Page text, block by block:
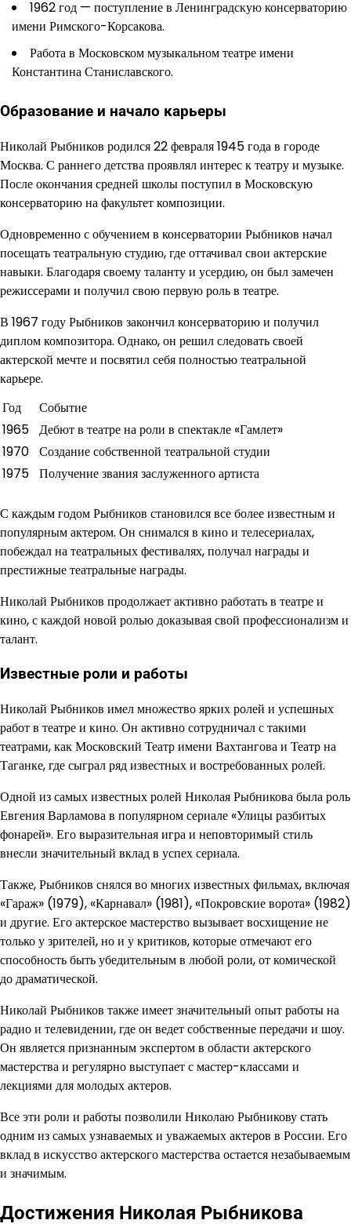
1962 год — поступление в Ленинградскую консерваторию
имени Римского-Корсакова.
Работа в Московском музыкальном театре имени
Константина Станиславского.
Образование и начало карьеры
Николай Рыбников родился 22 февраля 1945 года в городе
Москва. С раннего детства проявлял интерес к театру и музыке.
После окончания средней школы поступил в Московскую
консерваторию на факультет композиции.
Одновременно с обучением в консерватории Рыбников начал
посещать театральную студию, где оттачивал свои актерские
навыки. Благодаря своему таланту и усердию, он был замечен
режиссерами и получил свою первую роль в театре.
В 1967 году Рыбников закончил консерваторию и получил
диплом композитора. Однако, он решил следовать своей
актерской мечте и посвятил себя полностью театральной
карьере.
Год
Событие
1965 Дебют в театре на роли в спектакле «Гамлет»
1970 Создание собственной театральной студии
1975 Получение звания заслуженного артиста
С каждым годом Рыбников становился все более известным и
популярным актером. Он снимался в кино и телесериалах,
побеждал на театральных фестивалях, получал награды и
престижные театральные награды.
Николай Рыбников продолжает активно работать в театре и
кино, с каждой новой ролью доказывая свой профессионализм и
талант.
Известные роли и работы
Николай Рыбников имел множество ярких ролей и успешных
работ в театре и кино. Он активно сотрудничал с такими
театрами, как Московский Театр имени Вахтангова и Театр на
Таганке, где сыграл ряд известных и востребованных ролей.
Одной из самых известных ролей Николая Рыбникова была роль
Евгения Варламова в популярном сериале «Улицы разбитых
фонарей». Его выразительная игра и неповторимый стиль
внесли значительный вклад в успех сериала.
Также, Рыбников снялся во многих известных фильмах, включая
«Гараж» (1979), «Карнавал» (1981), «Покровские ворота» (1982)
и другие. Его актерское мастерство вызывает восхищение не
только у зрителей, но и у критиков, которые отмечают его
способность быть убедительным в любой роли, от комической
до драматической.
Николай Рыбников также имеет значительный опыт работы на
радио и телевидении, где он ведет собственные передачи и шоу.
Он является признанным экспертом в области актерского
мастерства и регулярно выступает с мастер-классами и
лекциями для молодых актеров.
Все эти роли и работы позволили Николаю Рыбникову стать
одним из самых узнаваемых и уважаемых актеров в России. Его
вклад в искусство актерского мастерства остается незабываемым
и значимым.
Достижения Николая Рыбникова